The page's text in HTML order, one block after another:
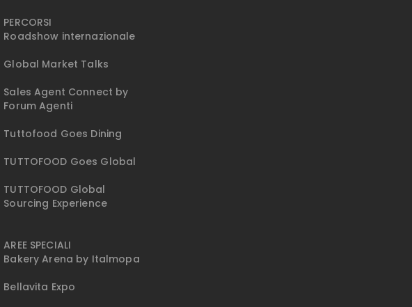
PERCORSI
Roadshow internazionale
Global Market Talks
Sales Agent Connect by
Forum Agenti
Tuttofood Goes Dining
TUTTOFOOD Goes Global
TUTTOFOOD Global
Sourcing Experience
AREE SPECIALI
Bakery Arena by Italmopa
Bellavita Expo